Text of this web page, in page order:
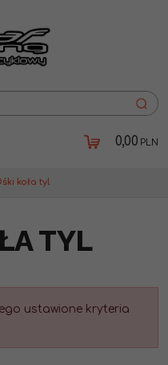
0,00 PLN
koła tyl
TYL
ustawione kryteria